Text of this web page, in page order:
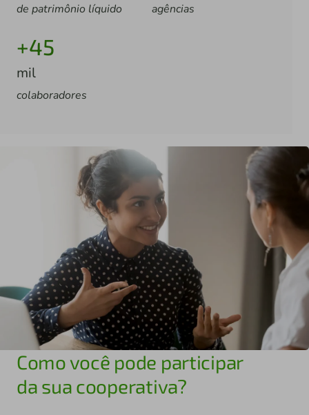
de patrimônio líquido agências
+45
mil
colaboradores
Como você pode participar
da sua cooperativa?